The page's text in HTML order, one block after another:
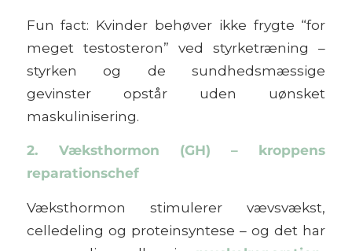
Fun fact: Kvinder behøver ikke frygte “for
meget testosteron” ved styrketræning –
styrken og de sundhedsmæssige
gevinster opstår uden uønsket
maskulinisering.
2. Væksthormon (GH) – kroppens
reparationschef
Væksthormon stimulerer vævsvækst,
celledeling og proteinsyntese – og det har